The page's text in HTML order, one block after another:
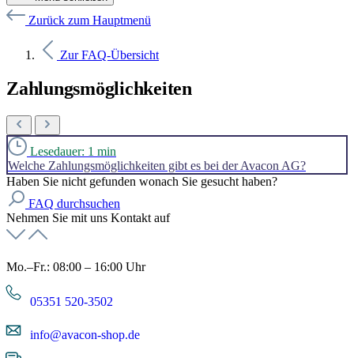
Zurück zum Hauptmenü
Zur FAQ-Übersicht
Zahlungsmöglichkeiten
Lesedauer: 1 min
Welche Zahlungsmöglichkeiten gibt es bei der Avacon AG?
Haben Sie nicht gefunden wonach Sie gesucht haben?
FAQ durchsuchen
Nehmen Sie mit uns Kontakt auf
Mo.–Fr.: 08:00 – 16:00 Uhr
05351 520-3502
info@avacon-shop.de